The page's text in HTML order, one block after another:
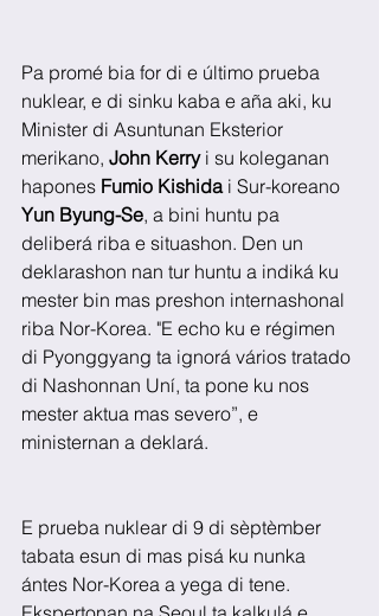
Pa promé bia for di e último prueba
nuklear, e di sinku kaba e aña aki, ku
Minister di Asuntunan Eksterior
merikano, John Kerry i su koleganan
hapones Fumio Kishida i Sur-koreano
Yun Byung-Se, a bini huntu pa
deliberá riba e situashon. Den un
deklarashon nan tur huntu a indiká ku
mester bin mas preshon internashonal
riba Nor-Korea. "E echo ku e régimen
di Pyonggyang ta ignorá vários tratado
di Nashonnan Uní, ta pone ku nos
mester aktua mas severo”, e
ministernan a deklará.
E prueba nuklear di 9 di sèptèmber
tabata esun di mas pisá ku nunka
ántes Nor-Korea a yega di tene.